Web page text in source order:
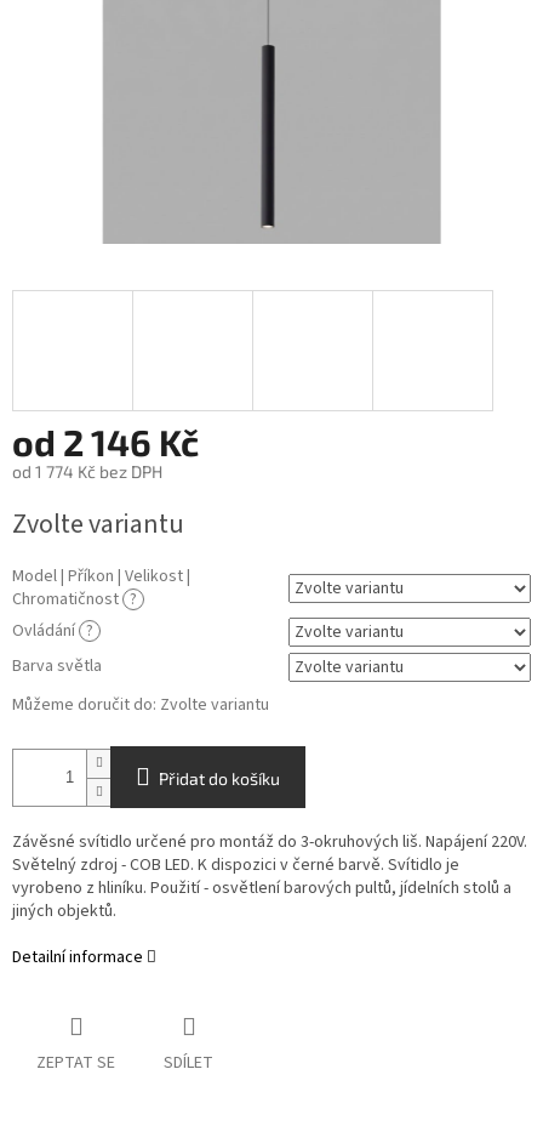
od 2 146 Kč
od 1 774 Kč bez DPH
cena:
Zvolte variantu
Model | Příkon | Velikost |
Chromatičnost ?
Ovládání ?
Barva světla
Můžeme doručit do: Zvolte variantu
Přidat do košíku
Závěsné svítidlo určené pro montáž do 3-okruhových liš. Napájení 220V.
Světelný zdroj - COB LED. K dispozici v černé barvě. Svítidlo je
vyrobeno z hliníku. Použití - osvětlení barových pultů, jídelních stolů a
jiných objektů.
Detailní informace
ZEPTAT SE SDÍLET